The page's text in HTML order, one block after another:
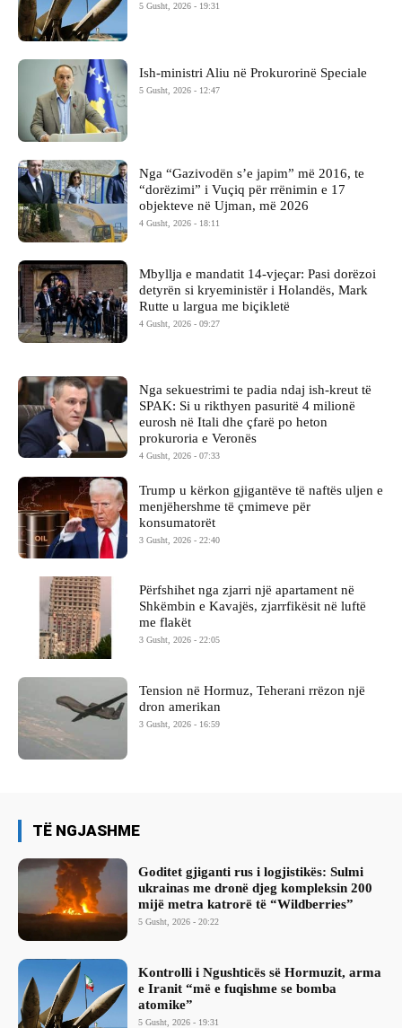
5 Gusht, 2026 - 19:31
Ish-ministri ​Aliu në Prokurorinë Speciale
5 Gusht, 2026 - 12:47
Nga “Gazivodën s’e japim” më 2016, te
“dorëzimi” i Vuçiq për rrënimin e 17
objekteve në Ujman, më 2026
4 Gusht, 2026 - 18:11
Mbyllja e mandatit 14-vjeçar: Pasi dorëzoi
detyrën si kryeministër i Holandës, Mark
Rutte u largua me biçikletë
4 Gusht, 2026 - 09:27
Nga sekuestrimi te padia ndaj ish-kreut të
SPAK: Si u rikthyen pasuritë 4 milionë
eurosh në Itali dhe çfarë po heton
prokuroria e Veronës
4 Gusht, 2026 - 07:33
Trump u kërkon gjigantëve të naftës uljen e
menjëhershme të çmimeve për
konsumatorët
3 Gusht, 2026 - 22:40
Përfshihet nga zjarri një apartament në
Shkëmbin e Kavajës, zjarrfikësit në luftë
me flakët
3 Gusht, 2026 - 22:05
Tension në Hormuz, Teherani rrëzon një
dron amerikan
3 Gusht, 2026 - 16:59
TË NGJASHME
Goditet gjiganti rus i logjistikës: Sulmi
ukrainas me dronë djeg kompleksin 200
mijë metra katrorë të “Wildberries”
5 Gusht, 2026 - 20:22
Kontrolli i Ngushticës së Hormuzit, arma
e Iranit “më e fuqishme se bomba
atomike”
5 Gusht, 2026 - 19:31